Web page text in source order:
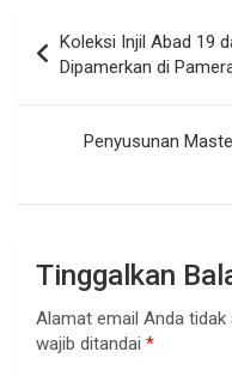
pos
Koleksi Injil Abad 19
Dipamerkan di
Penyusunan
Tinggalkan
Alamat email Anda tidak
wajib ditandai *